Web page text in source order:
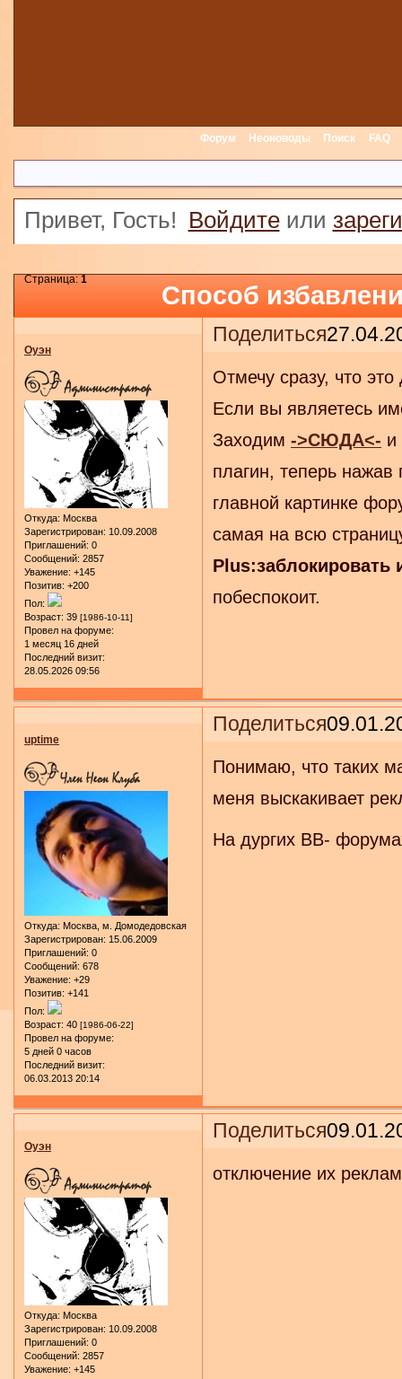
Форум Неоноводы Поиск FAQ
Привет, Гость! Войдитеили
Способ
Страница:1
Поделиться
Оуэн
Откуда: Москва
Зарегистрирован: 10.09.2008
Приглашений: 0
Сообщений: 2857
Уважение: +145
Позитив: +200
Пол:
Возраст: 39 [1986-10-11]
Провел на форуме:
1 месяц 16 дней
Последний визит:
28.05.2026 09:56
Отмечу сразу, что
Если вы являетесь
Заходим->СЮДА<- и
плагин, теперь
главной картинке
самая на всю
Plus:заблокировать
побеспокоит.
Поделиться
uptime
Откуда: Москва, м. Домодедовская
Зарегистрирован: 15.06.2009
Приглашений: 0
Сообщений: 678
Уважение: +29
Позитив: +141
Пол:
Возраст: 40 [1986-06-22]
Провел на форуме:
5 дней 0 часов
Последний визит:
06.03.2013 20:14
Понимаю, что таких
меня выскакивает
На дургих BB-
Поделиться
Оуэн
Откуда: Москва
Зарегистрирован: 10.09.2008
Приглашений: 0
Сообщений: 2857
Уважение: +145
отключение их